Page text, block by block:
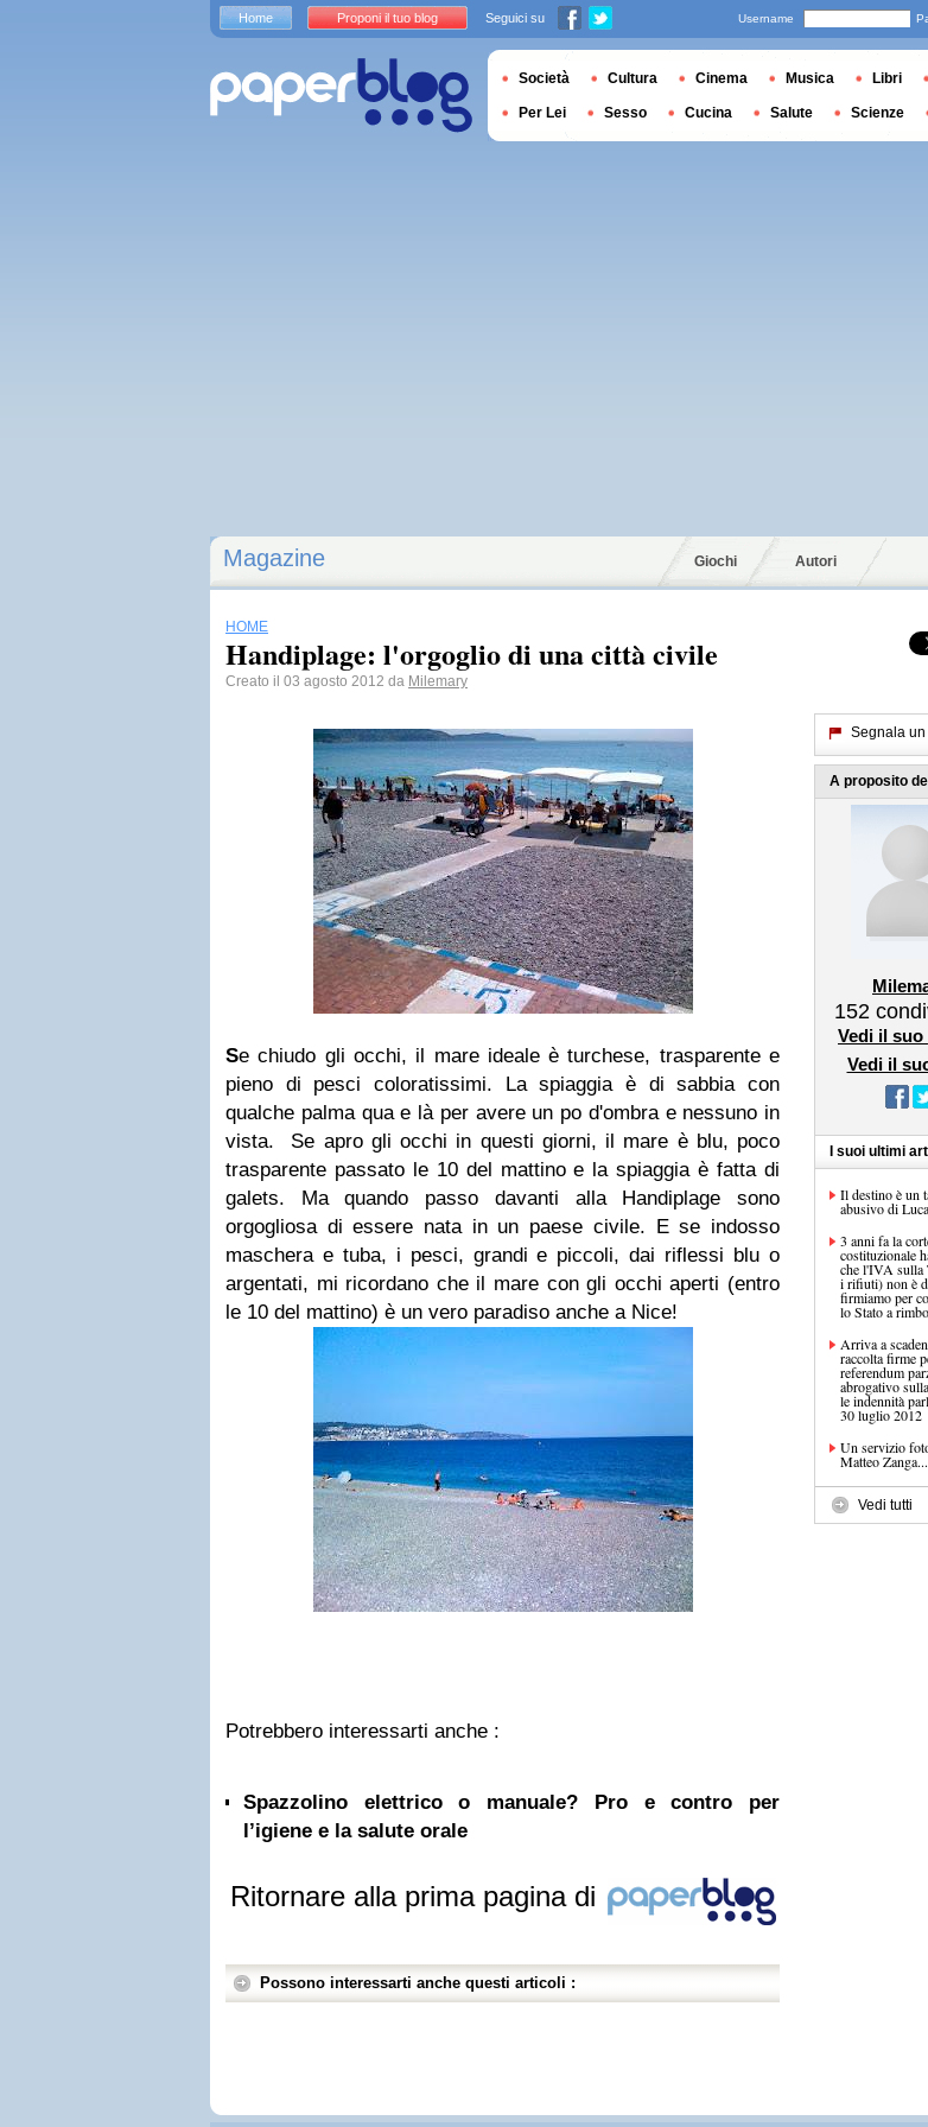
Magazine Giochi Autori
HOME
Handiplage: l'orgoglio di una città civile
Creato il 03 agosto 2012 da Milemary
Se chiudo gli occhi, il mare ideale è turchese, trasparente e
pieno di pesci coloratissimi. La spiaggia è di sabbia con
qualche palma qua e là per avere un po d'ombra e nessuno in
vista. Se apro gli occhi in questi giorni, il mare è blu, poco
trasparente passato le 10 del mattino e la spiaggia è fatta di
galets. Ma quando passo davanti alla Handiplage sono
orgogliosa di essere nata in un paese civile. E se indosso
maschera e tuba, i pesci, grandi e piccoli, dai riflessi blu o
argentati, mi ricordano che il mare con gli occhi aperti (entro
le 10 del mattino) è un vero paradiso anche a Nice!
Potrebbero interessarti anche :
Spazzolino elettrico o manuale? Pro e contro per
l’igiene e la salute orale
Ritornare alla prima pagina di
Possono interessarti anche questi articoli :
Segnala
A proposito
152
Vedi il
Vedi il
I suoi ultimi
Il destino è un
abusivo di
3 anni fa la
costituzionale
che l'IVA sulla
i rifiuti) non è
firmiamo per
lo Stato a
Arriva a
raccolta firme
referendum
abrogativo
le indennità
30 luglio 2012
Un servizio
Matteo Zanga...
Vedi tutti
Home Proponi il tuo blog Seguici su Username
Società Cultura Cinema Musica Libri
Per Lei Sesso Cucina Salute Scienze